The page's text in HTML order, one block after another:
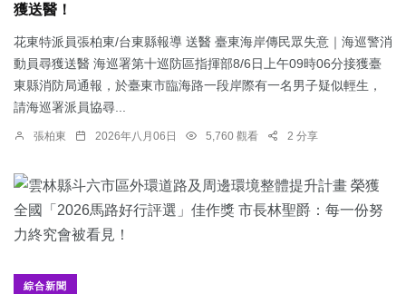
獲送醫！
花東特派員張柏東/台東縣報導 送醫 臺東海岸傳民眾失意｜海巡警消
動員尋獲送醫 海巡署第十巡防區指揮部8/6日上午09時06分接獲臺
東縣消防局通報，於臺東市臨海路一段岸際有一名男子疑似輕生，
請海巡署派員協尋...
張柏東 2026年八月06日 5,760 觀看 2 分享
綜合新聞